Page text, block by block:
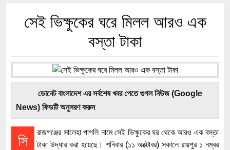
সেই ভিক্ষুকের ঘরে মিলল আরও এক
বস্তা টাকা
ডোনেট বাংলাদেশ এর সর্বশেষ খবর পেতে গুগল নিউজ (Google
News) ফিডটি অনুসরণ করুন
সি
রাজগঞ্জের সালেহা পাগলি নামে সেই ভিক্ষুকের ঘর থেকে আরও এক বস্তা
টাকা উদ্ধার করা হয়েছে। শনিবার (১১ অক্টোবর) সকালে রায়পুর ১ নম্বর